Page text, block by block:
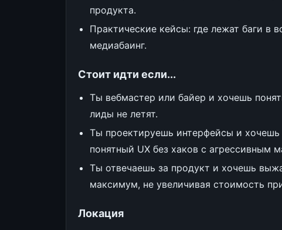
продукта.
Практические кейсы: где лежат баги в
медиабаинг.
Стоит идти если...
Ты вебмастер или байер и хочешь
лиды не летят.
Ты проектируешь интерфейсы и хочешь
понятный UX без хаков с агрессивным
Ты отвечаешь за продукт и хочешь
максимум, не увеличивая стоимость
Локация